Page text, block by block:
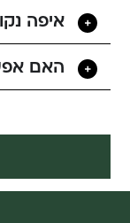
איפה
האם